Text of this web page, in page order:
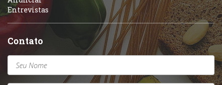
Entrevistas
Contato